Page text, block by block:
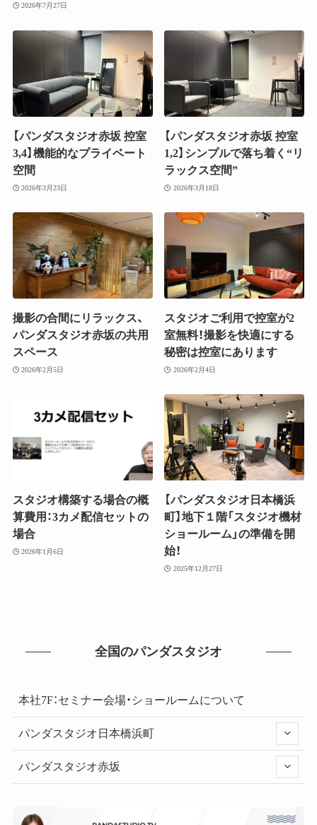
2026年7月27日
【パンダスタジオ赤坂 控室
3,4】機能的なプライベート
空間
2026年3月23日
【パンダスタジオ赤坂 控室
1,2】シンプルで落ち着く“リ
ラックス空間”
2026年3月18日
撮影の合間にリラックス、
パンダスタジオ赤坂の共用
スペース
2026年2月5日
スタジオご利用で控室が2
室無料！撮影を快適にする
秘密は控室にあります
2026年2月4日
スタジオ構築する場合の概
算費用：3カメ配信セットの
場合
2026年1月6日
【パンダスタジオ日本橋浜
町】地下１階「スタジオ機材
ショールーム」の準備を開
始！
2025年12月27日
全国のパンダスタジオ
本社7F：セミナー会場・ショールームについて
パンダスタジオ日本橋浜町
パンダスタジオ赤坂